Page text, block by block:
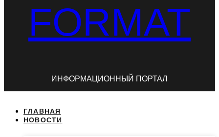
FORMAT
ИНФОРМАЦИОННЫЙ ПОРТАЛ
ГЛАВНАЯ
НОВОСТИ